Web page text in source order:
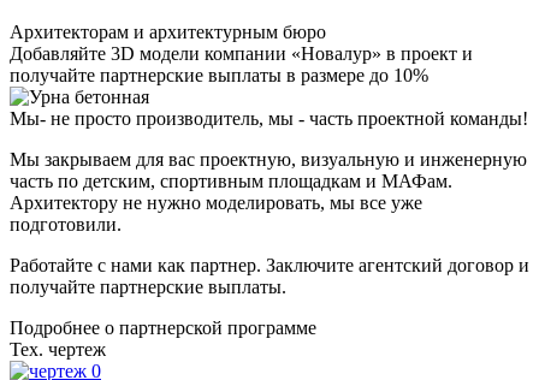
Архитекторам и архитектурным бюро
Добавляйте 3D модели компании «Новалур» в проект и
получайте партнерские выплаты в размере до 10%
Мы- не просто производитель, мы - часть проектной команды!
Мы закрываем для вас проектную, визуальную и инженерную
часть по детским, спортивным площадкам и МАФам.
Архитектору не нужно моделировать, мы все уже
подготовили.
Работайте с нами как партнер. Заключите агентский договор и
получайте партнерские выплаты.
Подробнее о партнерской программе
Тех. чертеж